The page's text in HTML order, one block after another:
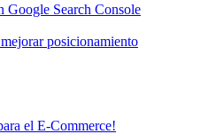
Google Search Console
posicionamiento
el E-Commerce!